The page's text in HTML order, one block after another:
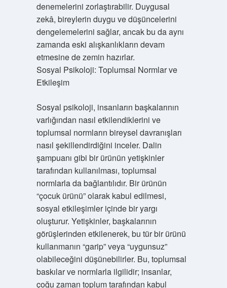
denemelerini zorlaştırabilir. Duygusal
zekâ, bireylerin duygu ve düşüncelerini
dengelemelerini sağlar, ancak bu da aynı
zamanda eski alışkanlıkların devam
etmesine de zemin hazırlar.
Sosyal Psikoloji: Toplumsal Normlar ve
Etkileşim
Sosyal psikoloji, insanların başkalarının
varlığından nasıl etkilendiklerini ve
toplumsal normların bireysel davranışları
nasıl şekillendirdiğini inceler. Dalin
şampuanı gibi bir ürünün yetişkinler
tarafından kullanılması, toplumsal
normlarla da bağlantılıdır. Bir ürünün
“çocuk ürünü” olarak kabul edilmesi,
sosyal etkileşimler içinde bir yargı
oluşturur. Yetişkinler, başkalarının
görüşlerinden etkilenerek, bu tür bir ürünü
kullanmanın “garip” veya “uygunsuz”
olabileceğini düşünebilirler. Bu, toplumsal
baskılar ve normlarla ilgilidir; insanlar,
çoğu zaman toplum tarafından kabul